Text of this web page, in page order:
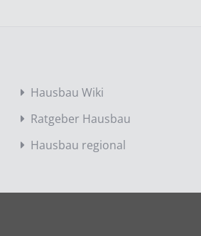
Hausbau Wiki
Ratgeber Hausbau
Hausbau regional